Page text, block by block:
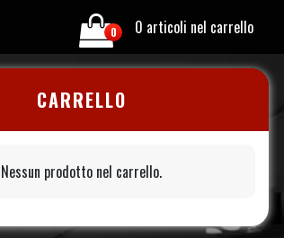
0 0 articoli nel carrello
CARRELLO
Nessun prodotto nel carrello.